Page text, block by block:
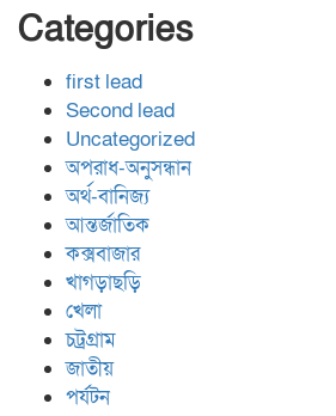
Categories
first lead
Second lead
Uncategorized
অপরাধ-অনুসন্ধান
অর্থ-বানিজ্য
আন্তর্জাতিক
কক্সবাজার
খাগড়াছড়ি
খেলা
চট্রগ্রাম
জাতীয়
পর্যটন